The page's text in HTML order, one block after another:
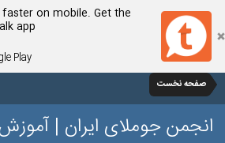
on mobile. Get the
app?
Play
صفحه نخست
انجمن جوملای ایران |